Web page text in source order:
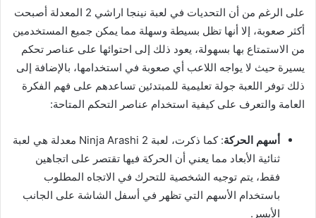
على الرغم من أن التحديات في لعبة نينجا اراشي 2 المعدلة أصبحت
أكثر صعوبة، إلا أنها تظل بسيطة وسهلة مما يمكن جميع المستخدمين
من الاستمتاع بها بسهولة، يعود ذلك إلى احتوائها على عناصر تحكم
يسيرة حيث لا يواجه اللاعب أي صعوبة في استخدامها، بالإضافة إلى
ذلك توفر اللعبة جولة تعليمية للمبتدئين تساعدهم على فهم الفكرة
العامة والتعرف على كيفية استخدام عناصر التحكم المتاحة:
أسهم الحركة
: كما ذكرت، لعبة Ninja Arashi 2 معدلة هي لعبة
ثنائية الأبعاد مما يعني أن الحركة فيها تقتصر على اتجاهين
فقط، يتم توجيه الشخصية للتحرك في الاتجاه المطلوب
باستخدام الأسهم التي تظهر في أسفل الشاشة على الجانب
الأيسر.